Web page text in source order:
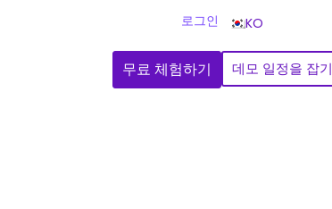
로그인 KO
무료 체험하기 데모 일정을 잡기